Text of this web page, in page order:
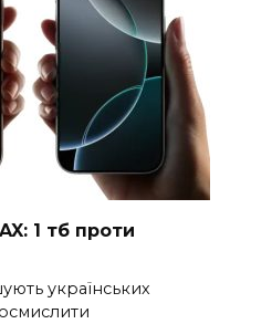
1 тб проти
українських